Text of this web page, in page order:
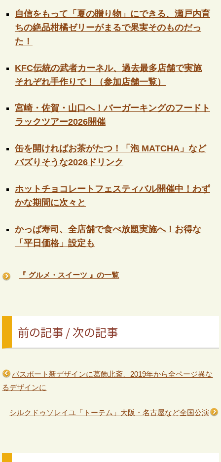
自信をもって「夏の贈り物」にできる、瀬戸内育
ちの絶品柑橘ゼリーがまるで果実そのものだっ
た！
KFC伝統の武者カーネル、過去最多店舗で実施
それぞれ手作りで！（参加店舗一覧）
宮崎・佐賀・山口へ！バーガーキングのフードト
ラックツアー2026開催
缶を開ければお茶がたつ！「泡 MATCHA」など
バズりそうな2026ドリンク
ホットチョコレートフェスティバル開催中！わず
かな期間に次々と
かっぱ寿司、全店舗で食べ放題実施へ！お得な
「平日価格」設定も
『 グルメ・スイーツ 』の一覧
前の記事 / 次の記事
パスポート新デザインに葛飾北斎、2019年から全ページ異な
るデザインに
シルクドゥソレイユ「トーテム」大阪・名古屋など全国公演